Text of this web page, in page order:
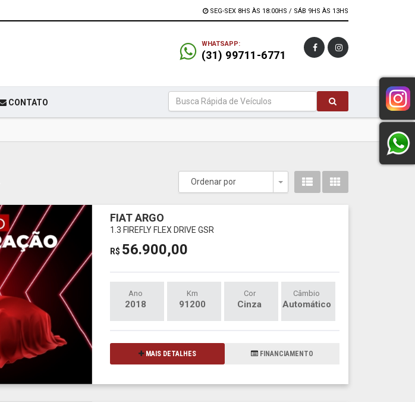
SEG-SEX 8HS ÀS 18:00HS / SÁB 9HS ÀS 13HS
WHATSAPP:
(31) 99711-6771
CONTATO
Ordenar por
Toggle Dropdown
FIAT ARGO
1.3 FIREFLY FLEX DRIVE GSR
R$ 56.900,00
Ano
2018
Km
91200
Cor
Cinza
Câmbio
Automático
MAIS DETALHES FINANCIAMENTO